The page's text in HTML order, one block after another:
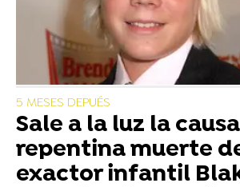
5 MESES DEPUÉS
Sale a la luz la
repentina muerte
exactor infantil